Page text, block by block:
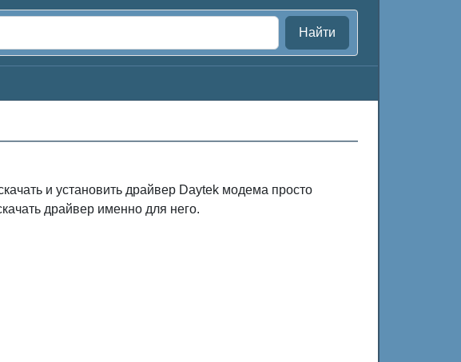
Найти
и установить драйвер Daytek модема просто
драйвер именно для него.